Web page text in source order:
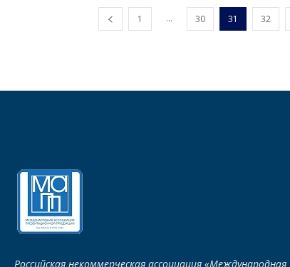
1 ... 30 31 32
Российская некоммерческая ассоциация «Международная